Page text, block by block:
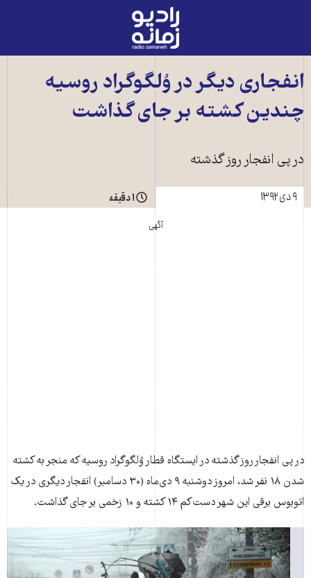
رادیو
زمانه
صفحه
اصلی
انفجاری ديگر در وُلگوگراد روسيه
چندين کشته بر جای گذاشت
در پی انفجار روز گذشته
۹ دی ۱۳۹۲
۱ دقیقه
آگهی
در پی انفجار روز گذشته در ايستگاه قطار وُلگوگراد روسيه که منجر به کشته
شدن ۱۸ نفر شد، امروز دوشنبه ۹ دی‌ماه (۳۰ دسامبر) انفجار ديگری در يک
اتوبوس برقی اين شهر دست‌کم ۱۴ کشته و ۱۰ زخمی بر جای گذاشت.